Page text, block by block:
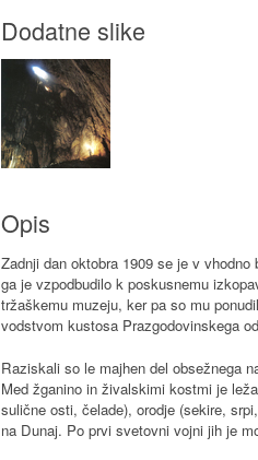
Dodatne slike
Opis
Zadnji dan oktobra 1909 se je v vhodno
ga je vzpodbudilo k poskusnemu
tržaškemu muzeju, ker pa so mu
vodstvom kustosa Prazgodovinskega
Raziskali so le majhen del obsežnega
Med žganino in živalskimi kostmi je
sulične osti, čelade), orodje (sekire,
na Dunaj. Po prvi svetovni vojni jih je